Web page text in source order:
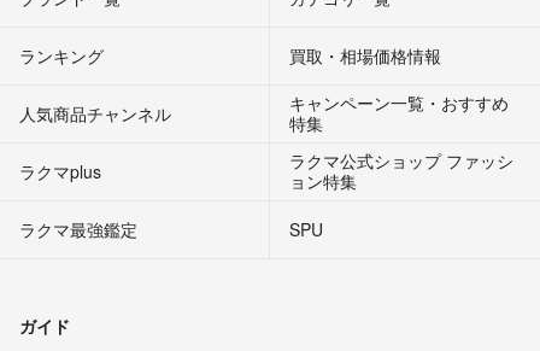
ランキング 買取・相場価格情報
人気商品チャンネル
キャンペーン一覧・おすすめ
特集
ラクマplus
ラクマ公式ショップ ファッシ
ョン特集
ラクマ最強鑑定
SPU
ガイド